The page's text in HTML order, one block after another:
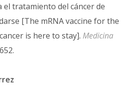
el tratamiento del cáncer de
[The mRNA vaccine for the
is here to stay]. Medicina